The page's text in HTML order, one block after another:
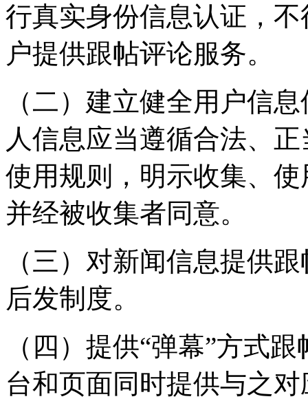
行真实身份信息认证，
户提供跟帖评论服务。
（二）建立健全用户信
人信息应当遵循合法、
使用规则，明示收集、
并经被收集者同意。
（三）对新闻信息提供
后发制度。
（四）提供“弹幕”方式
台和页面同时提供与之